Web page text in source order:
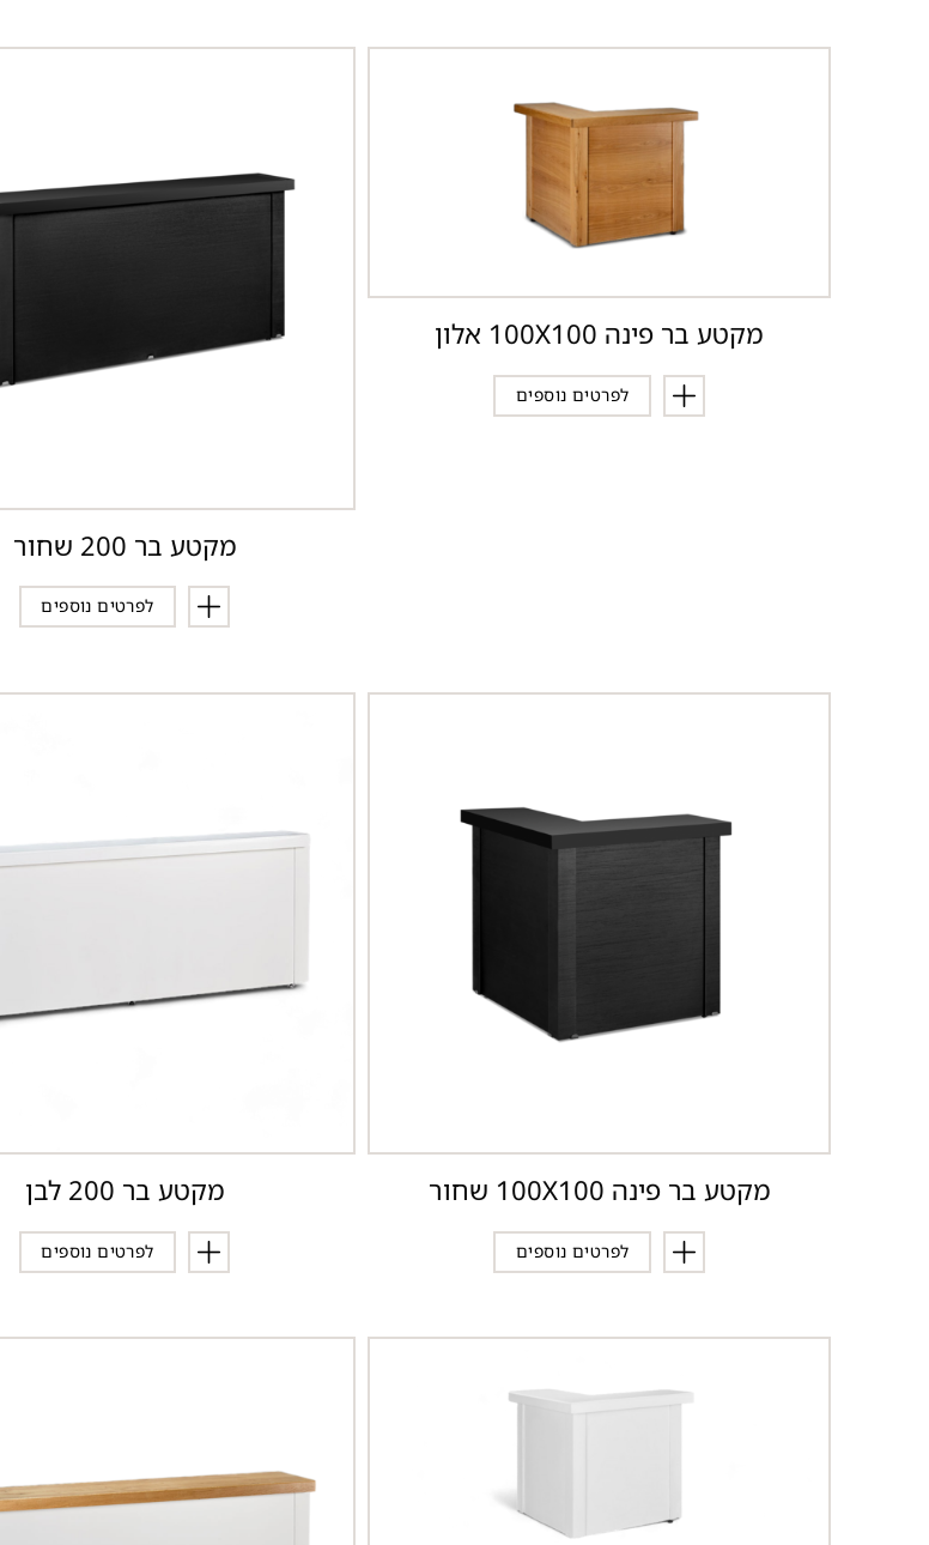
מקטע בר פינה 100X100 אלון
לפרטים נוספים
מקטע בר 200 שחור
לפרטים נוספים
מקטע בר פינה 100X100 שחור
לפרטים נוספים
מקטע בר 200 לבן
לפרטים נוספים